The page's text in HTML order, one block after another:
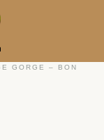
GORGE – BON